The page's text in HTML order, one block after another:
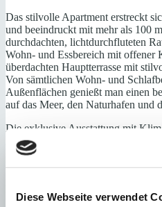
Diese Webseite verwendet
Das stilvolle Apartment erstreckt
und beeindruckt mit mehr als 100
durchdachten, lichtdurchfluteten
Wohn- und Essbereich mit offener
überdachten Hauptterrasse mit
Von sämtlichen Wohn- und
Außenflächen genießt man einen
auf das Meer, den Naturhafen und
Die exklusive Ausstattung mit
Naturstein- und Parkettböden
großzügige Einbauschränke bietet
Ein Stellplatz in der Tiefgarage ist
Die auf einer Landzunge gelegene